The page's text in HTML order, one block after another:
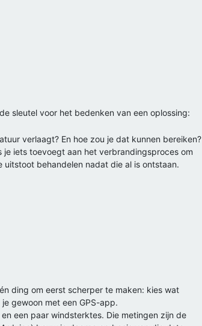
sleutel voor het bedenken van een oplossing:
verlaagt? En hoe zou je dat kunnen bereiken?
iets toevoegt aan het verbrandingsproces om
behandelen nadat die al is ontstaan.
ding om eerst scherper te maken: kies wat
gewoon met een GPS-app.
een paar windsterktes. Die metingen zijn de